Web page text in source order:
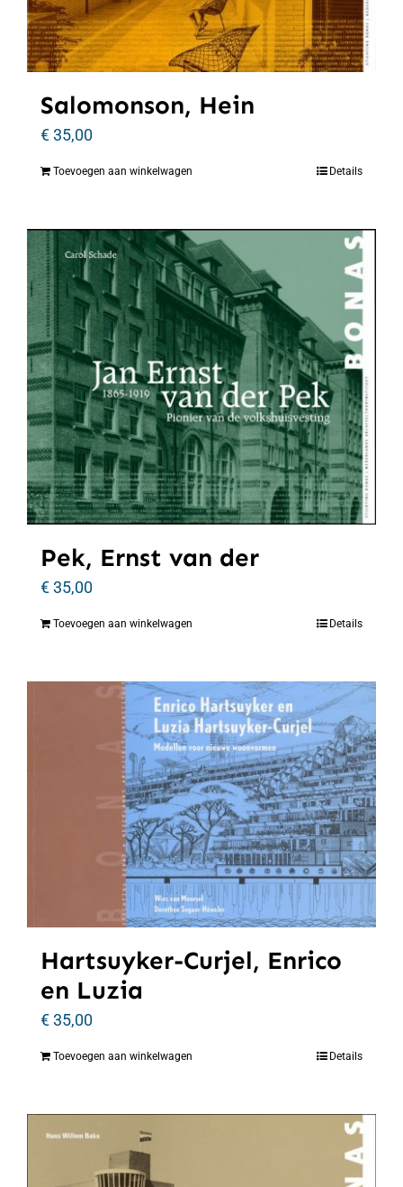
Salomonson, Hein
€35,00
Toevoegen aan winkelwagen Details
Pek, Ernst van der
€35,00
Toevoegen aan winkelwagen Details
Hartsuyker-Curjel, Enrico
en Luzia
€35,00
Toevoegen aan winkelwagen Details